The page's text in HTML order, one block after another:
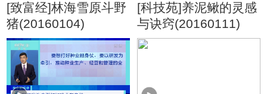
[致富经]林海雪原斗野
猪(20160104)
[科技苑]养泥鳅的灵感
与诀窍(20160111)